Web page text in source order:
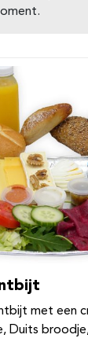
met een
Duits broodje,